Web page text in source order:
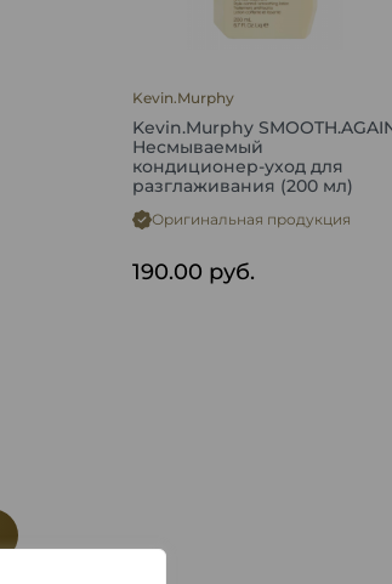
Kevin.Murphy
Kevin.Murphy
Несмываемый
кондиционер-уход для
разглаживания (200 мл)
Оригинальная продукция
190.00 руб.